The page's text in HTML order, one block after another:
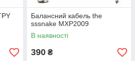
Балансний кабель the
sssnake MXP2009
В наявності
390 ₴